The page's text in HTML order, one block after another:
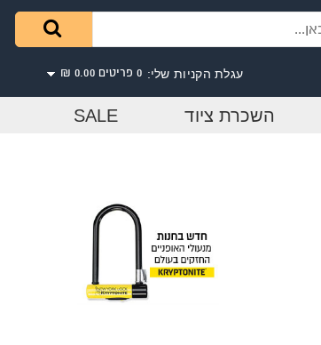
עגלת הקניות שלי: 0 פריטים 0.00 ₪
השכרת ציוד SALE